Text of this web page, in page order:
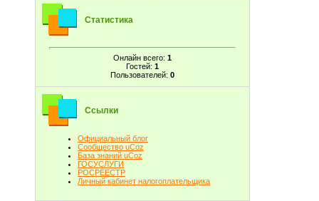
Статистика
Онлайн всего: 1
Гостей: 1
Пользователей: 0
Ссылки
Официальный блог
Сообщество uCoz
База знаний uCoz
ГОСУСЛУГИ
РОСРЕЕСТР
Личный кабинет налогоплательщика